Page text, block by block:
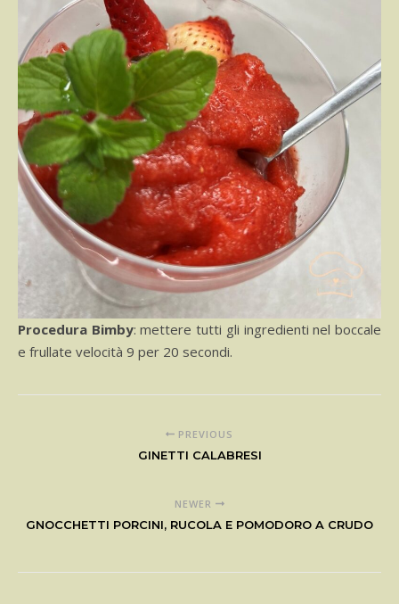
Procedura Bimby: mettere tutti gli ingredienti nel boccale
e frullate velocità 9 per 20 secondi.
PREVIOUS
GINETTI CALABRESI
NEWER
GNOCCHETTI PORCINI, RUCOLA E POMODORO A CRUDO